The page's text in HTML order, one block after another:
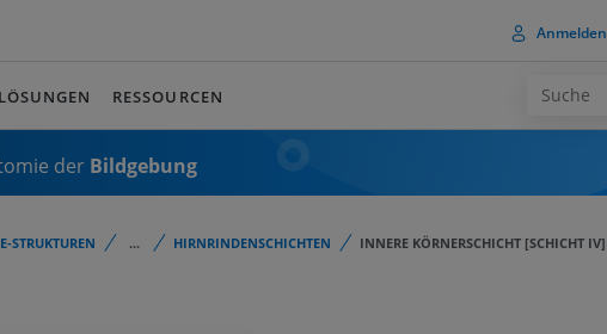
Anmelden
LÖSUNGEN RESSOURCEN
der Bildgebung
STRUKTUREN ... HIRNRINDENSCHICHTEN INNERE KÖRNERSCHICHT [SCHICHT IV]